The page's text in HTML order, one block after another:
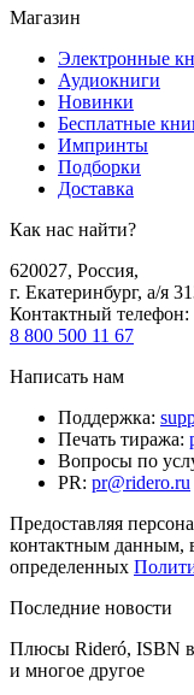
Магазин
Электронные
Аудиокниги
Новинки
Бесплатные
Импринты
Подборки
Доставка
Как нас найти?
620027, Россия,
г. Екатеринбург, а/я
Контактный телефон:
8 800 500 11 67
Написать нам
Поддержка:
Печать тиража:
Вопросы по
PR: pr@ridero.ru
Предоставляя
контактным данным,
определенных
Последние новости
Плюсы Rideró, ISBN в
и многое другое